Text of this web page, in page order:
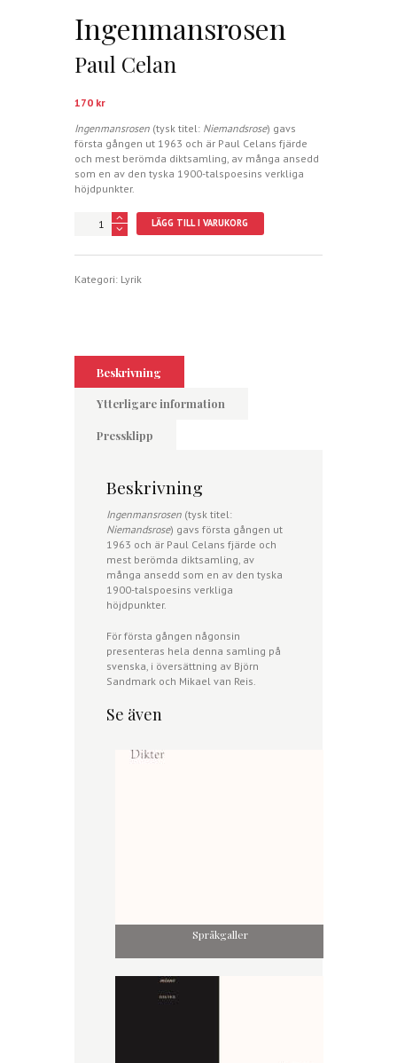
Ingenmansrosen
Paul Celan
170 kr
Ingenmansrosen (tysk titel: Niemandsrose) gavs
första gången ut 1963 och är Paul Celans fjärde
och mest berömda diktsamling, av många ansedd
som en av den tyska 1900-talspoesins verkliga
höjdpunkter.
IngenmansrosenLÄGG TILL I VARUKORG
Kategori: Lyrik
Beskrivning
Ytterligare information
Pressklipp
Beskrivning
Ingenmansrosen (tysk titel:
Niemandsrose) gavs första gången ut
1963 och är Paul Celans fjärde och
mest berömda diktsamling, av
många ansedd som en av den tyska
1900-talspoesins verkliga
höjdpunkter.
För första gången någonsin
presenteras hela denna samling på
svenska, i översättning av Björn
Sandmark och Mikael van Reis.
Se även
Språkgaller